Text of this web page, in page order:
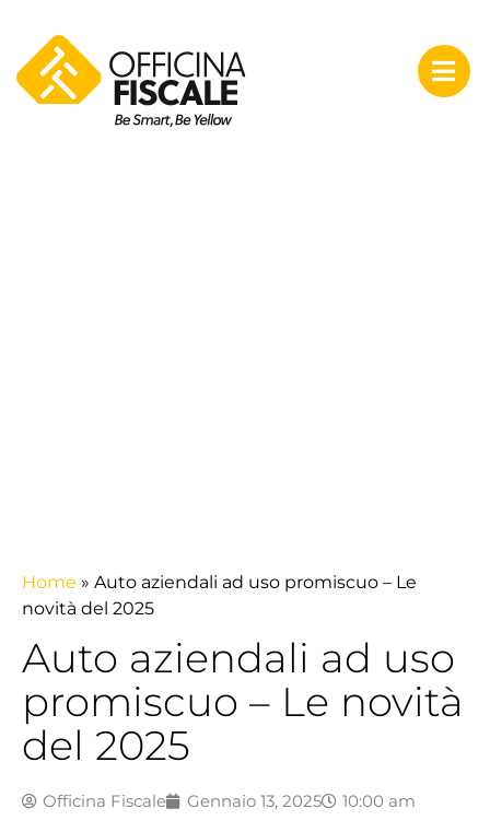
Home » Auto aziendali ad uso promiscuo – Le
novità del 2025
Auto aziendali ad uso
promiscuo – Le novità
del 2025
Officina Fiscale Gennaio 13, 2025 10:00 am